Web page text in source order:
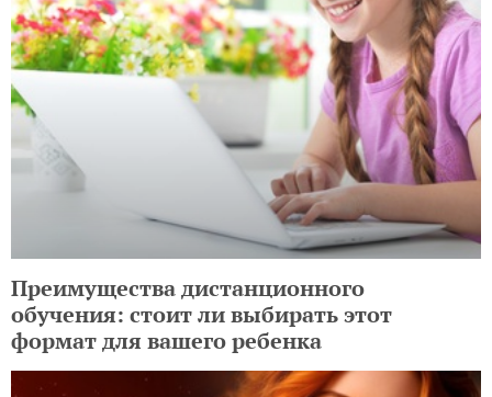
Преимущества дистанционного
обучения: стоит ли выбирать этот
формат для вашего ребенка